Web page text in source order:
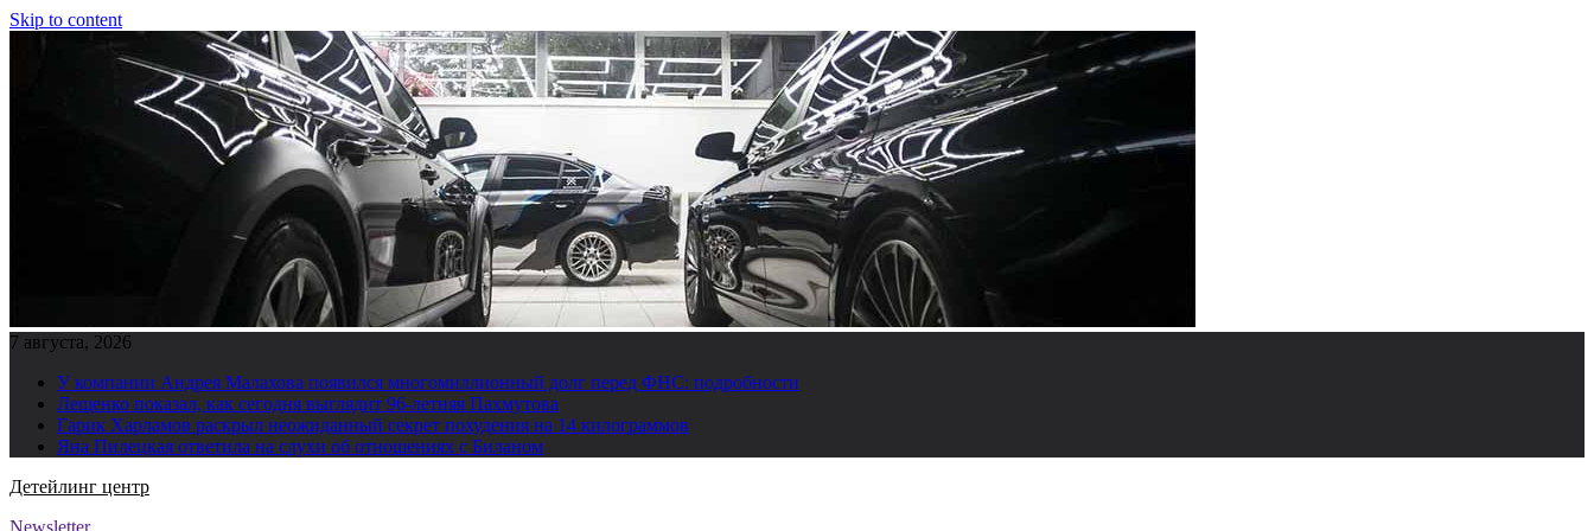
Skip to content
7 августа, 2026
У компании Андрея Малахова появился многомиллионный долг перед ФНС: подробности
Лещенко показал, как сегодня выглядит 96-летняя Пахмутова
Гарик Харламов раскрыл неожиданный секрет похудения на 14 килограммов
Яна Пилецкая ответила на слухи об отношениях с Биланом
Детейлинг центр
Newsletter